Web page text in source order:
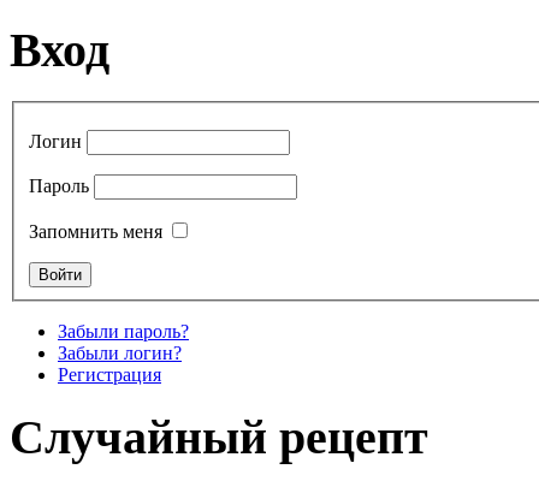
Вход
Логин
Пароль
Запомнить меня
Забыли пароль?
Забыли логин?
Регистрация
Случайный рецепт